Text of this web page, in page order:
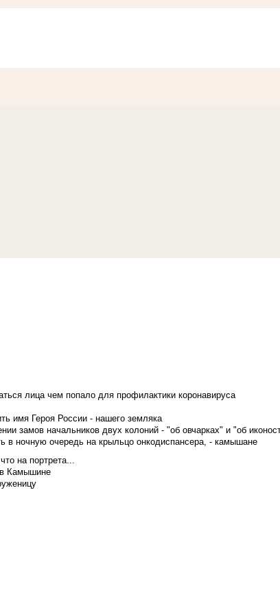
лица чем попало для профилактики коронавируса
имя Героя России - нашего земляка
замов начальников двух колоний - "об овчарках" и "об
в ночную очередь на крыльцо онкодиспансера, - камышане
на портрета...
в Камышине